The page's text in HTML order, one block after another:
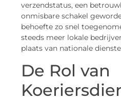
verzendstatus, een
onmisbare schakel
behoefte zo snel
steeds meer lokale
plaats van nationale
De Rol van